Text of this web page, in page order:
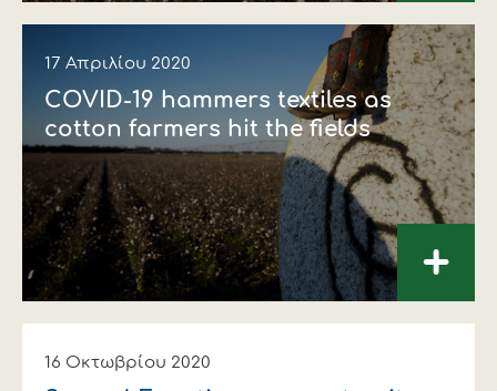
17 Απριλίου 2020
COVID-19 hammers textiles as
cotton farmers hit the fields
+
16 Οκτωβρίου 2020